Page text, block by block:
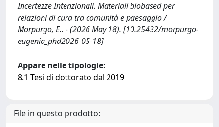
Incertezze Intenzionali. Materiali biobased per
relazioni di cura tra comunità e paesaggio /
Morpurgo, E.. - (2026 May 18). [10.25432/morpurgo-
eugenia_phd2026-05-18]
Appare nelle tipologie:
8.1 Tesi di dottorato dal 2019
File in questo prodotto: